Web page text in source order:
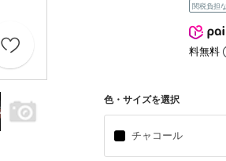
関税負担な
料無料
色・サイズを選択
チャコール